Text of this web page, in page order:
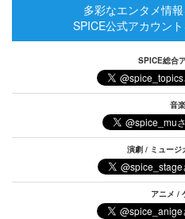
多彩なエンタメ情
SPICE公式アカウン
SPICE総合
音楽
演劇 / ミュージ
アニメ /